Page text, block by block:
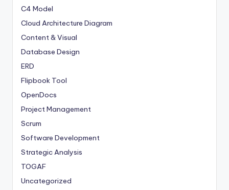
C4 Model
Cloud Architecture Diagram
Content & Visual
Database Design
ERD
Flipbook Tool
OpenDocs
Project Management
Scrum
Software Development
Strategic Analysis
TOGAF
Uncategorized